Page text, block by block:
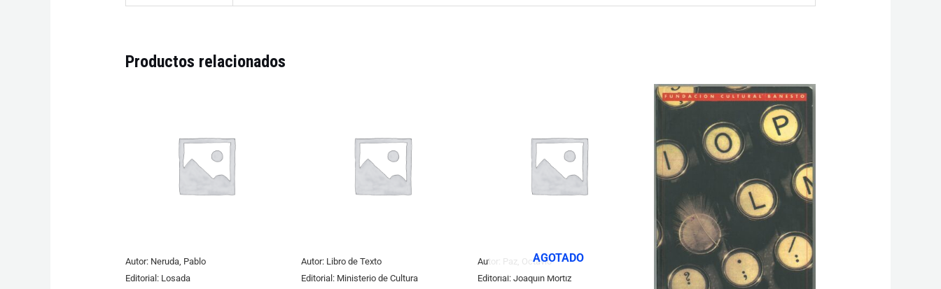
Productos relacionados
Autor:Neruda, Pablo
Editorial:Losada
Autor: Libro de Texto
Editorial: Ministerio de Cultura
AGOTADO
Autor:
Paz, Octavio
Editorial: Joaquin Mortiz